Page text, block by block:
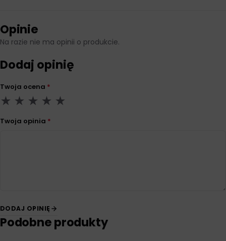
Opinie
Na razie nie ma opinii o produkcie.
Dodaj opinię
Twoja ocena *
Twoja opinia *
DODAJ OPINIĘ
Podobne produkty